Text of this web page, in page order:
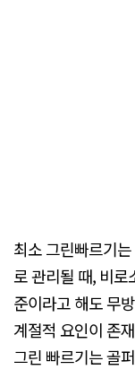
최소 그린빠르기
로 관리될 때, 비
준이라고 해도 무
계절적 요인이 존
그린 빠르기는 골